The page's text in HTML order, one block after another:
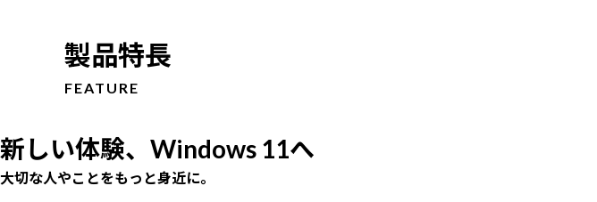
製品特長
FEATURE
新しい体験、Windows 11へ
大切な人やことをもっと身近に。